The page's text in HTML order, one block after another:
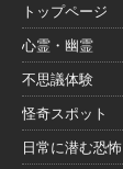
トップページ
心霊・幽霊
不思議体験
怪奇スポット
日常に潜む恐怖